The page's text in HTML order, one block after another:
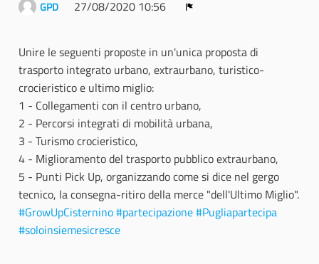
GPD 27/08/2020 10:56
Unire le seguenti proposte in un'unica proposta di
trasporto integrato urbano, extraurbano, turistico-
crocieristico e ultimo miglio:
1 - Collegamenti con il centro urbano,
2 - Percorsi integrati di mobilità urbana,
3 - Turismo crocieristico,
4 - Miglioramento del trasporto pubblico extraurbano,
5 - Punti Pick Up, organizzando come si dice nel gergo
tecnico, la consegna-ritiro della merce "dell'Ultimo Miglio".
#GrowUpCisternino#partecipazione#Pugliapartecipa
#soloinsiemesicresce